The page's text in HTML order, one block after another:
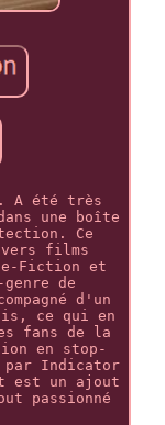
A été très
une boîte
Ce
films
Fiction et
de
d'un
ce qui en
fans de la
en stop-
par Indicator
est un ajout
passionné